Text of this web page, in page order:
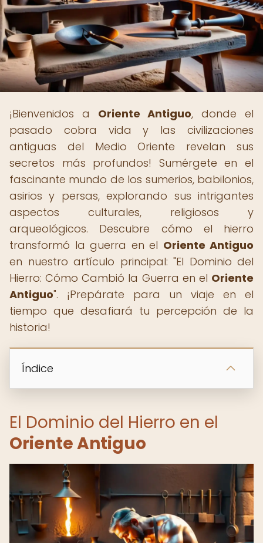
¡Bienvenidos a Oriente Antiguo, donde el
pasado cobra vida y las civilizaciones
antiguas del Medio Oriente revelan sus
secretos más profundos! Sumérgete en el
fascinante mundo de los sumerios, babilonios,
asirios y persas, explorando sus intrigantes
aspectos culturales, religiosos y
arqueológicos. Descubre cómo el hierro
transformó la guerra en el Oriente Antiguo
en nuestro artículo principal: "El Dominio del
Hierro: Cómo Cambió la Guerra en el Oriente
Antiguo". ¡Prepárate para un viaje en el
tiempo que desafiará tu percepción de la
historia!
Índice
El Dominio del Hierro en el
Oriente Antiguo